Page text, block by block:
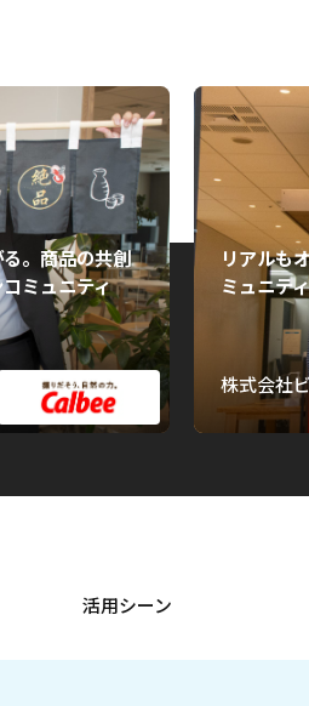
。商品の共創
ミュニティ
リアルも
ミュニテ
株式会社
活用シーン